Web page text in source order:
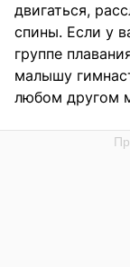
двигаться,
спины. Если у
группе
малышу
любом другом